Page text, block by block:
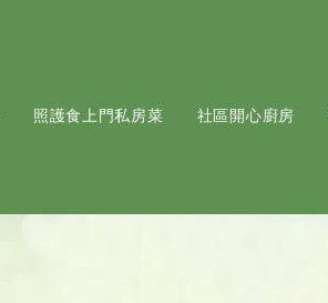
照護食上門私房菜 社區開心廚房